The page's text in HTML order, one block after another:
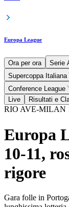
Europa League
Ora per ora Serie
Supercoppa Italiana
Conference League
Live
Risultati e
RIO AVE-MILAN
Europa
10-11,
rigore
Gara folle in